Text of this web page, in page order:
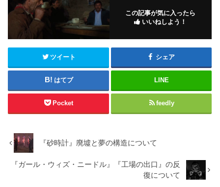
この記事が気に入ったら
いいねしよう！
ツイート シェア
はてブ LINE
Pocket feedly
『砂時計』廃墟と夢の構造について
『ガール・ウィズ・ニードル』『工場の出口』の反
復について